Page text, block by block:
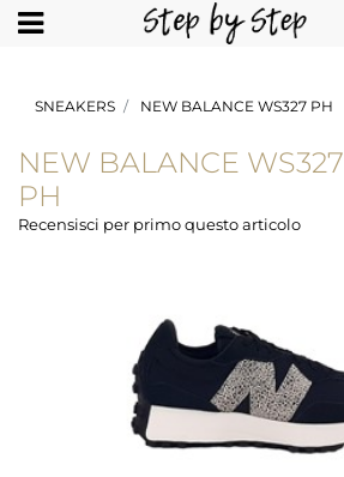
Open
SNEAKERS NEW BALANCE WS327 PH
NEW BALANCE WS327
PH
Recensisci per primo questo articolo